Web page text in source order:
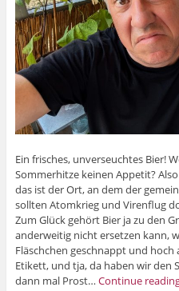
Ein frisches, unverseuchtes Bier!
Sommerhitze keinen Appetit?
das ist der Ort, an dem der
sollten Atomkrieg und Virenflug
Zum Glück gehört Bier ja zu den
anderweitig nicht ersetzen kann,
Fläschchen geschnappt und hoch
Etikett, und tja, da haben wir den
dann mal Prost… Continue